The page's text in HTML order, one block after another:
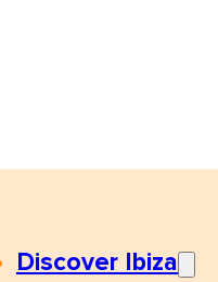
Discover Ibiza